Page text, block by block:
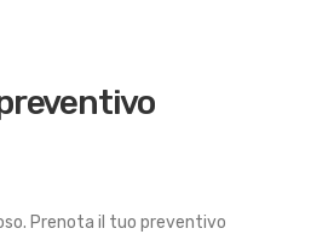
Prenota il tuo preventivo